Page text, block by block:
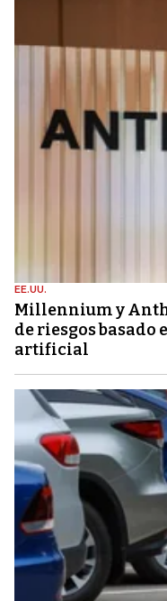
EE.UU.
Millennium y
de riesgos
artificial